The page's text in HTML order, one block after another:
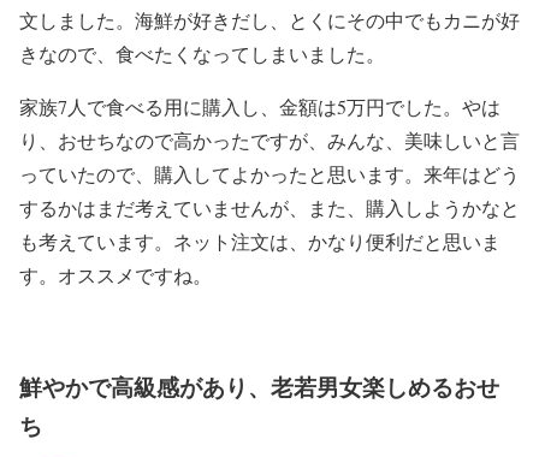
文しました。海鮮が好きだし、とくにその中でもカニが好
きなので、食べたくなってしまいました。
家族7人で食べる用に購入し、金額は5万円でした。やは
り、おせちなので高かったですが、みんな、美味しいと言
っていたので、購入してよかったと思います。来年はどう
するかはまだ考えていませんが、また、購入しようかなと
も考えています。ネット注文は、かなり便利だと思いま
す。オススメですね。
鮮やかで高級感があり、老若男女楽しめるおせ
ち